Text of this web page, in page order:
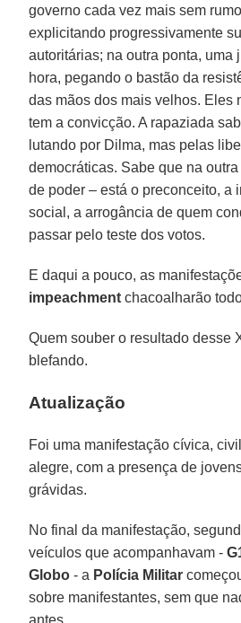
governo cada vez mais sem
explicitando progressivamente
autoritárias; na outra ponta, uma
hora, pegando o bastão da
das mãos dos mais velhos. Eles
tem a convicção. A rapaziada
lutando por Dilma, mas pelas
democráticas. Sabe que na
de poder – está o preconceito, a
social, a arrogância de quem
passar pelo teste dos votos.
E daqui a pouco, as
impeachment chacoalharão
Quem souber o resultado desse
blefando.
Atualização
Foi uma manifestação cívica,
alegre, com a presença de
grávidas.
No final da manifestação,
veículos que acompanhavam -
Globo - a Polícia Militar
sobre manifestantes, sem que
antes.